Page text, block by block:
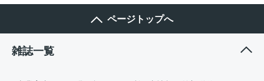
ページトップへ
雑誌一覧